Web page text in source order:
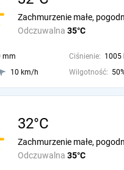
Odczuwalna 35°C
Zachmurzenie małe,
mm Ciśnienie: 1005
10 km/h Wilgotność:
32°C
Odczuwalna 35°C
Zachmurzenie małe,